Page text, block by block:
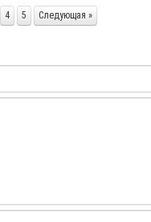
4 5 Следующая »